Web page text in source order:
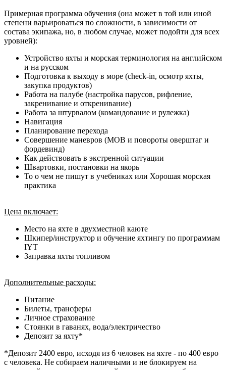
Примерная программа обучения (она может в той или иной
степени варьироваться по сложности, в зависимости от
состава экипажа, но, в любом случае, может подойти для всех
уровней):
Устройство яхты и морская терминология на английском
и на русском
Подготовка к выходу в море (check-in, осмотр яхты,
закупка продуктов)
Работа на палубе (настройка парусов, рифление,
закренивание и откренивание)
Работа за штурвалом (командование и рулежка)
Навигация
Планирование перехода
Совершение маневров (MOB и повороты оверштаг и
фордевинд)
Как действовать в экстренной ситуации
Швартовки, постановки на якорь
То о чем не пишут в учебниках или Хорошая морская
практика
Цена включает:
Место на яхте в двухместной каюте
Шкипер/инструктор и обучение яхтингу по программам
IYT
Заправка яхты топливом
Дополнительные расходы:
Питание
Билеты, трансферы
Личное страхование
Стоянки в гаванях, вода/электричество
Депозит за яхту*
*Депозит 2400 евро, исходя из 6 человек на яхте - по 400 евро
с человека. Не собираем наличными и не блокируем на